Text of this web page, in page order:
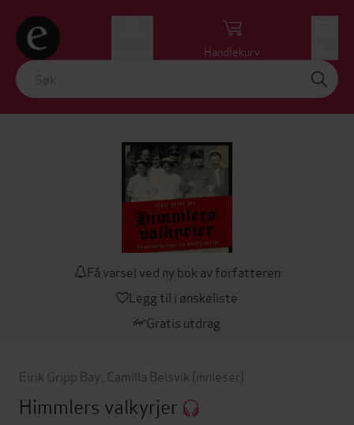
Handlekurv
Få varsel ved ny bok av forfatteren
Legg til i ønskeliste
Gratis utdrag
Eirik Gripp Bay Camilla Belsvik (innleser)
Himmlers valkyrjer